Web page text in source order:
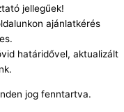
jellegűek!
ajánlatkérés
határidővel, aktualizált
jog fenntartva.